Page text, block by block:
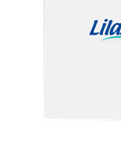
Login / Register